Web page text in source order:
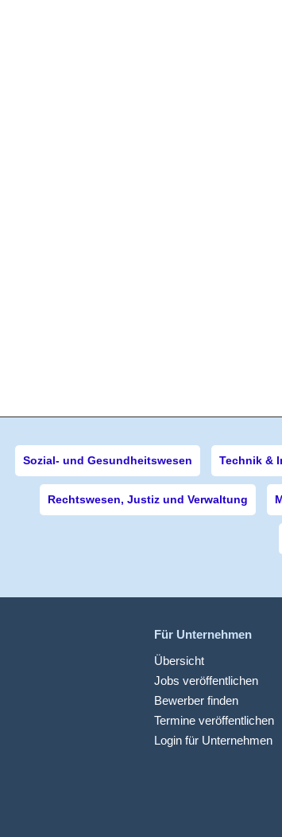
Sozial- und Gesundheitswesen Technik &
Rechtswesen, Justiz und Verwaltung
Für Unternehmen
Übersicht
Jobs veröffentlichen
Bewerber finden
Termine veröffentlichen
Login für Unternehmen